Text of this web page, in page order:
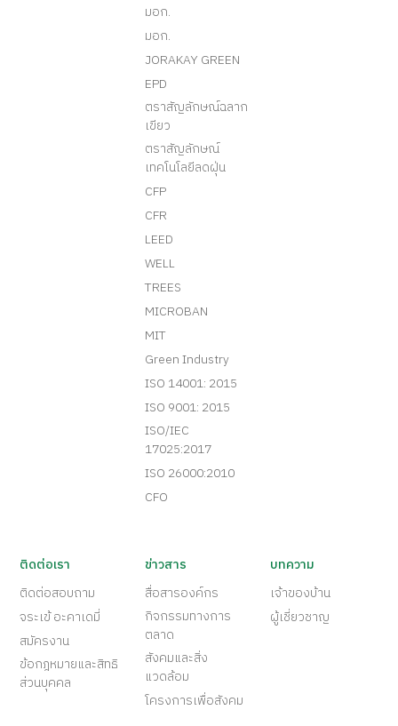
มอก.
มอก.
JORAKAY GREEN
EPD
ตราสัญลักษณ์ฉลาก
เขียว
ตราสัญลักษณ์
เทคโนโลยีลดฝุ่น
CFP
CFR
LEED
WELL
TREES
MICROBAN
MIT
Green Industry
ISO 14001: 2015
ISO 9001: 2015
ISO/IEC
17025:2017
ISO 26000:2010
CFO
ติดต่อเรา
ติดต่อสอบถาม
จระเข้ อะคาเดมี่
สมัครงาน
ข้อกฎหมายและสิทธิ
ส่วนบุคคล
ข่าวสาร
สื่อสารองค์กร
กิจกรรมทางการ
ตลาด
สังคมและสิ่ง
แวดล้อม
โครงการเพื่อสังคม
บทความ
เจ้าของบ้าน
ผู้เชี่ยวชาญ